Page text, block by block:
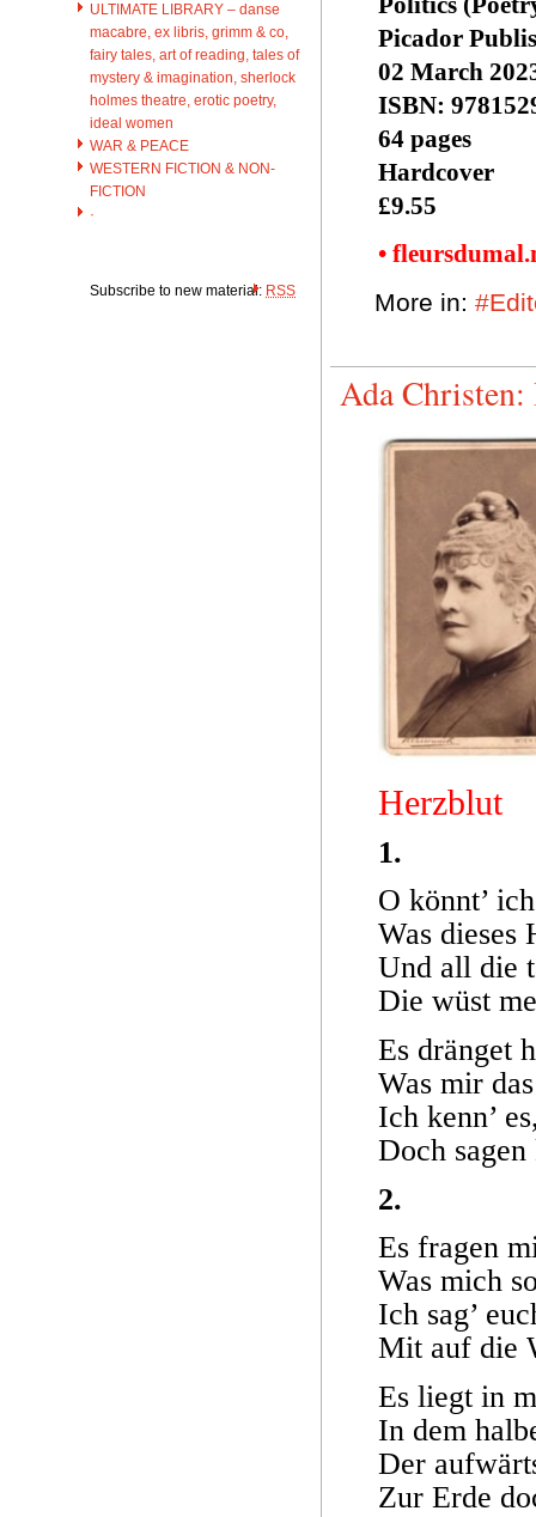
ULTIMATE LIBRARY – danse
macabre, ex libris, grimm & co,
fairy tales, art of reading, tales of
mystery & imagination, sherlock
holmes theatre, erotic poetry,
ideal women
WAR & PEACE
WESTERN FICTION & NON-
FICTION
·
Subscribe to new material: RSS
Picador
02 March
ISBN:
64 pages
Hardcover
£9.55
•
More in:
Ada
Herzblut
1.
O könnt’
Was dieses
Und all die
Die wüst
Es dränget
Was mir
Ich kenn’
Doch
2.
Es fragen
Was mich
Ich sag’
Mit auf die
Es liegt in
In dem
Der
Zur Erde